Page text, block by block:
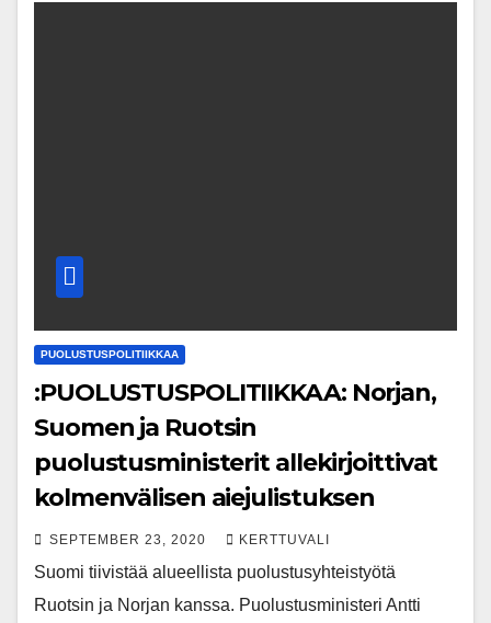
PUOLUSTUSPOLITIIKKAA
:PUOLUSTUSPOLITIIKKAA: Norjan,
Suomen ja Ruotsin
puolustusministerit allekirjoittivat
kolmenvälisen aiejulistuksen
SEPTEMBER 23, 2020 KERTTUVALI
Suomi tiivistää alueellista puolustusyhteistyötä
Ruotsin ja Norjan kanssa. Puolustusministeri Antti